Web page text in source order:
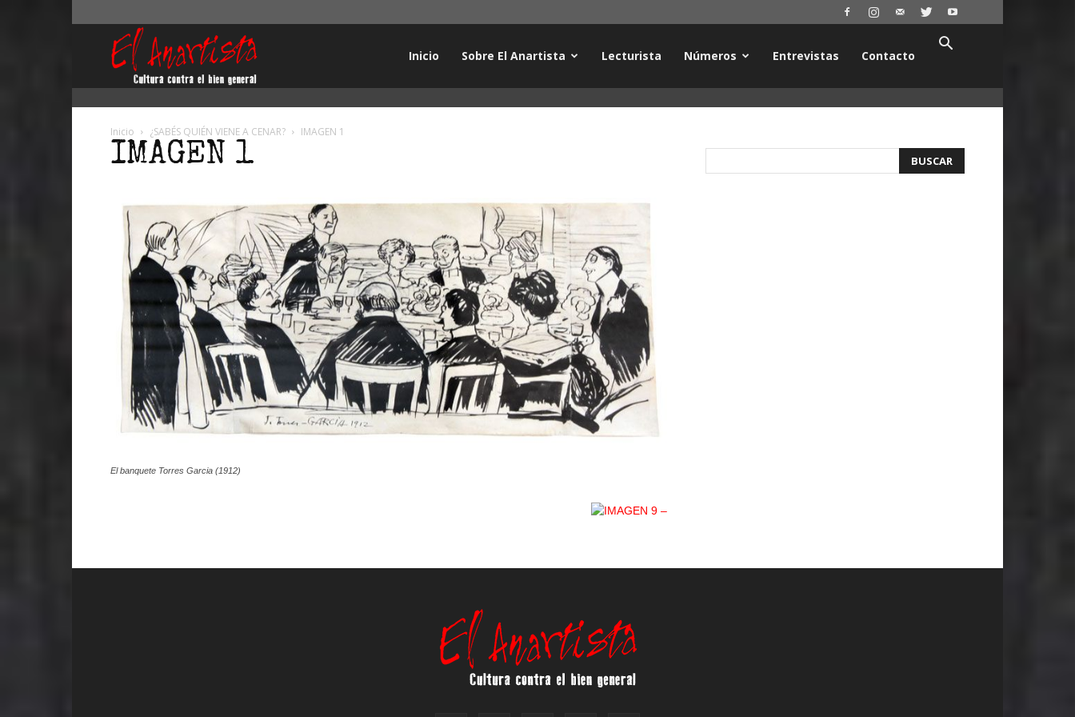
Inicio Sobre El Anartista Lecturista Números Entrevistas Contacto
Inicio ¿SABÉS QUIÉN VIENE A CENAR? IMAGEN 1
IMAGEN 1
El banquete Torres Garcia (1912)